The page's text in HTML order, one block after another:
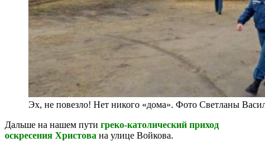
Эх, не повезло! Нет никого «дома». Фото Светланы
Дальше на нашем пути греко-католический приход
оскресения Христова на улице Войкова.